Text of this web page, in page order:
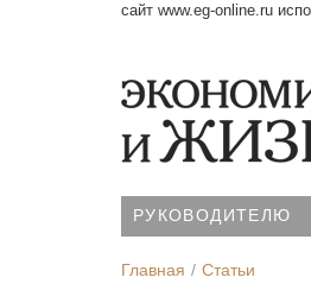
сайт www.eg-online.ru
РУКОВОДИТЕЛЮ
Главная Статьи